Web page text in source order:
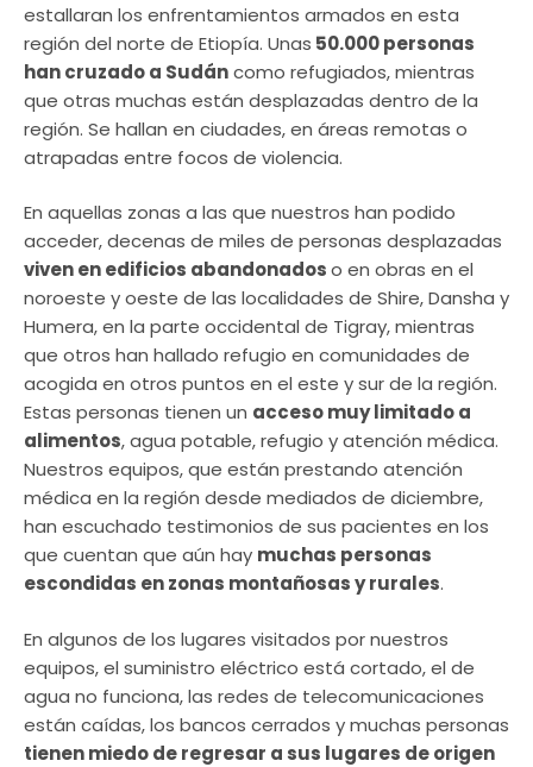
estallaran los enfrentamientos armados en esta
región del norte de Etiopía. Unas 50.000 personas
han cruzado a Sudáncomo refugiados, mientras
que otras muchas están desplazadas dentro de la
región. Se hallan en ciudades, en áreas remotas o
atrapadas entre focos de violencia.
En aquellas zonas a las que nuestros han podido
acceder, decenas de miles de personas desplazadas
viven en edificios abandonadoso en obras en el
noroeste y oeste de las localidades de Shire, Dansha y
Humera, en la parte occidental de Tigray, mientras
que otros han hallado refugio en comunidades de
acogida en otros puntos en el este y sur de la región.
Estas personas tienen un acceso muy limitado a
alimentos, agua potable, refugio y atención médica.
Nuestros equipos, que están prestando atención
médica en la región desde mediados de diciembre,
han escuchado testimonios de sus pacientes en los
que cuentan que aún hay muchas personas
escondidas en zonas montañosas y rurales.
En algunos de los lugares visitados por nuestros
equipos, el suministro eléctrico está cortado, el de
agua no funciona, las redes de telecomunicaciones
están caídas, los bancos cerrados y muchas personas
tienen miedo de regresar a sus lugares de origen